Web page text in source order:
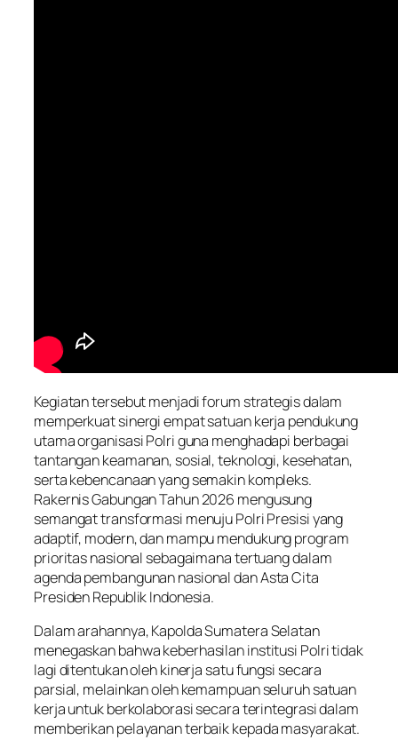
Kegiatan tersebut menjadi forum strategis dalam
memperkuat sinergi empat satuan kerja pendukung
utama organisasi Polri guna menghadapi berbagai
tantangan keamanan, sosial, teknologi, kesehatan,
serta kebencanaan yang semakin kompleks.
Rakernis Gabungan Tahun 2026 mengusung
semangat transformasi menuju Polri Presisi yang
adaptif, modern, dan mampu mendukung program
prioritas nasional sebagaimana tertuang dalam
agenda pembangunan nasional dan Asta Cita
Presiden Republik Indonesia.
Dalam arahannya, Kapolda Sumatera Selatan
menegaskan bahwa keberhasilan institusi Polri tidak
lagi ditentukan oleh kinerja satu fungsi secara
parsial, melainkan oleh kemampuan seluruh satuan
kerja untuk berkolaborasi secara terintegrasi dalam
memberikan pelayanan terbaik kepada masyarakat.